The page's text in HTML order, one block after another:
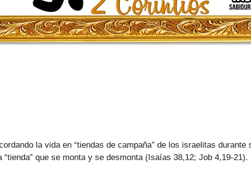
la vida en “tiendas de campaña” de los israelitas
que se monta y se desmonta (Isaías 38,12; Job 4,19-21).